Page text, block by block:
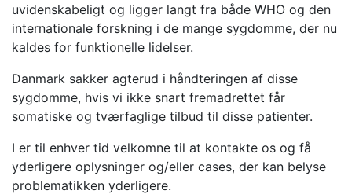
uvidenskabeligt og ligger langt fra både WHO og den
internationale forskning i de mange sygdomme, der nu
kaldes for funktionelle lidelser.
Danmark sakker agterud i håndteringen af disse
sygdomme, hvis vi ikke snart fremadrettet får
somatiske og tværfaglige tilbud til disse patienter.
I er til enhver tid velkomne til at kontakte os og få
yderligere oplysninger og/eller cases, der kan belyse
problematikken yderligere.